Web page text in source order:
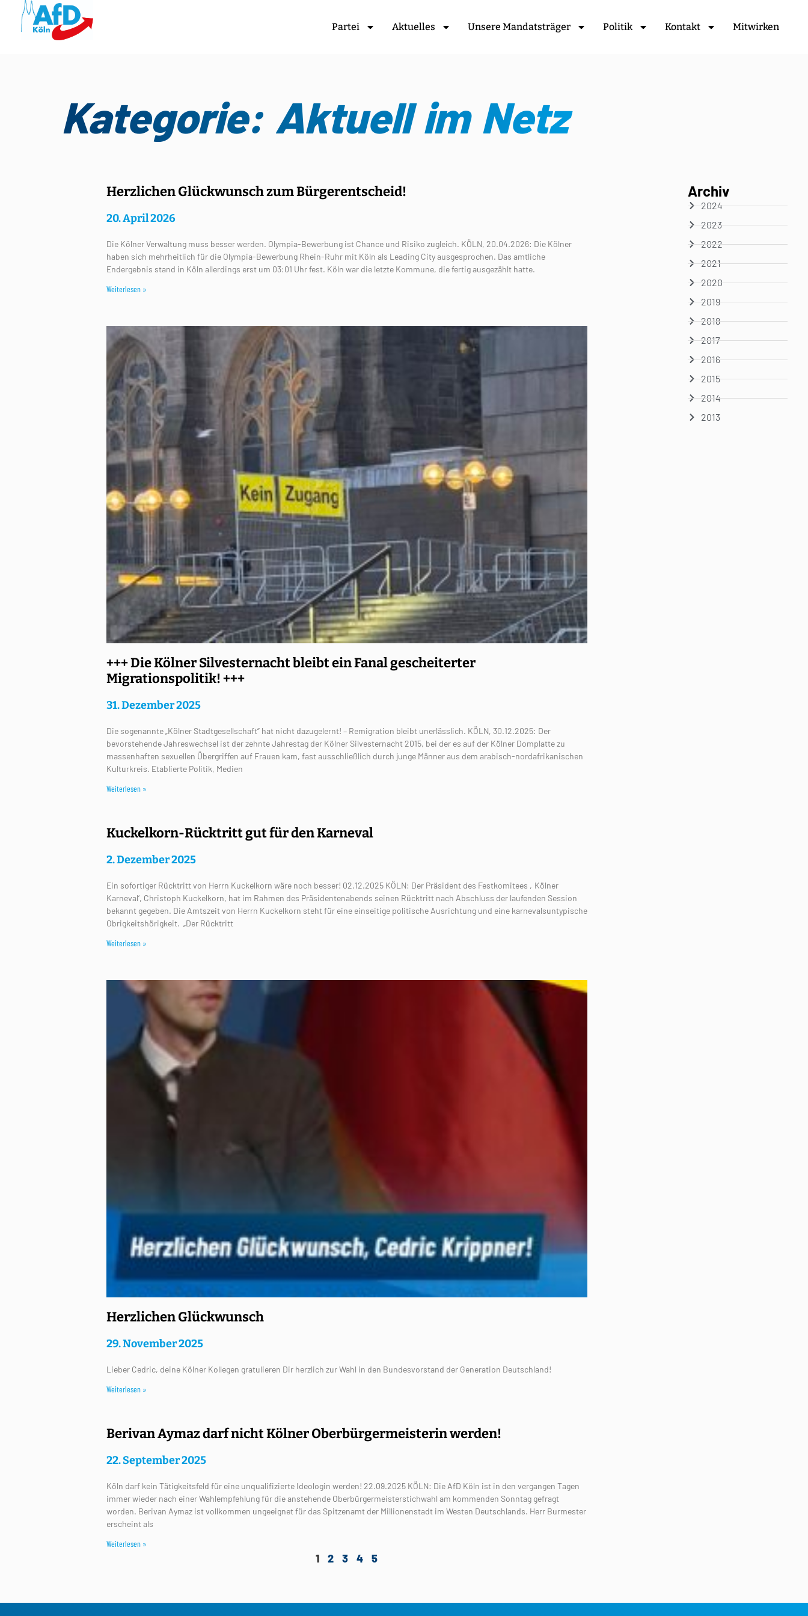
Partei Aktuelles Unsere Mandatsträger Politik Kontakt Mitwirken
Kategorie: Aktuell im Netz
Herzlichen Glückwunsch zum Bürgerentscheid!
20. April 2026
Die Kölner Verwaltung muss besser werden. Olympia-Bewerbung ist Chance und Risiko zugleich. KÖLN, 20.04.2026: Die Kölner
haben sich mehrheitlich für die Olympia-Bewerbung Rhein-Ruhr mit Köln als Leading City ausgesprochen. Das amtliche
Endergebnis stand in Köln allerdings erst um 03:01 Uhr fest. Köln war die letzte Kommune, die fertig ausgezählt hatte.
Weiterlesen »
+++ Die Kölner Silvesternacht bleibt ein Fanal gescheiterter
Migrationspolitik! +++
31. Dezember 2025
Die sogenannte „Kölner Stadtgesellschaft“ hat nicht dazugelernt! – Remigration bleibt unerlässlich. KÖLN, 30.12.2025: Der
bevorstehende Jahreswechsel ist der zehnte Jahrestag der Kölner Silvesternacht 2015, bei der es auf der Kölner Domplatte zu
massenhaften sexuellen Übergriffen auf Frauen kam, fast ausschließlich durch junge Männer aus dem arabisch-nordafrikanischen
Kulturkreis. Etablierte Politik, Medien
Weiterlesen »
Kuckelkorn-Rücktritt gut für den Karneval
2. Dezember 2025
Ein sofortiger Rücktritt von Herrn Kuckelkorn wäre noch besser! 02.12.2025 KÖLN: Der Präsident des Festkomitees ‚Kölner
Karneval‘, Christoph Kuckelkorn, hat im Rahmen des Präsidentenabends seinen Rücktritt nach Abschluss der laufenden Session
bekannt gegeben. Die Amtszeit von Herrn Kuckelkorn steht für eine einseitige politische Ausrichtung und eine karnevalsuntypische
Obrigkeitshörigkeit. „Der Rücktritt
Weiterlesen »
Herzlichen Glückwunsch
29. November 2025
Lieber Cedric, deine Kölner Kollegen gratulieren Dir herzlich zur Wahl in den Bundesvorstand der Generation Deutschland!
Weiterlesen »
Berivan Aymaz darf nicht Kölner Oberbürgermeisterin werden!
22. September 2025
Köln darf kein Tätigkeitsfeld für eine unqualifizierte Ideologin werden! 22.09.2025 KÖLN: Die AfD Köln ist in den vergangen Tagen
immer wieder nach einer Wahlempfehlung für die anstehende Oberbürgermeisterstichwahl am kommenden Sonntag gefragt
worden. Berivan Aymaz ist vollkommen ungeeignet für das Spitzenamt der Millionenstadt im Westen Deutschlands. Herr Burmester
erscheint als
Weiterlesen »
1 2 3 4 5
Archiv
2024
2023
2022
2021
2020
2019
2018
2017
2016
2015
2014
2013